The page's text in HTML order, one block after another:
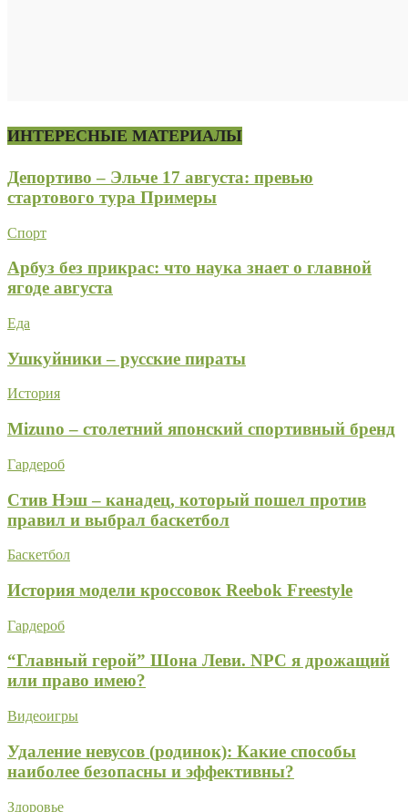
ИНТЕРЕСНЫЕ МАТЕРИАЛЫ
Депортиво – Эльче 17 августа: превью
стартового тура Примеры
Спорт
Арбуз без прикрас: что наука знает о главной
ягоде августа
Еда
Ушкуйники – русские пираты
История
Mizuno – столетний японский спортивный бренд
Гардероб
Стив Нэш – канадец, который пошел против
правил и выбрал баскетбол
Баскетбол
История модели кроссовок Reebok Freestyle
Гардероб
“Главный герой” Шона Леви. NPC я дрожащий
или право имею?
Видеоигры
Удаление невусов (родинок): Какие способы
наиболее безопасны и эффективны?
Здоровье